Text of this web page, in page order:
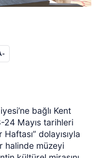
bağlı Kent
24 Mayıs tarihleri
dolayısıyla
halinde müzeyi